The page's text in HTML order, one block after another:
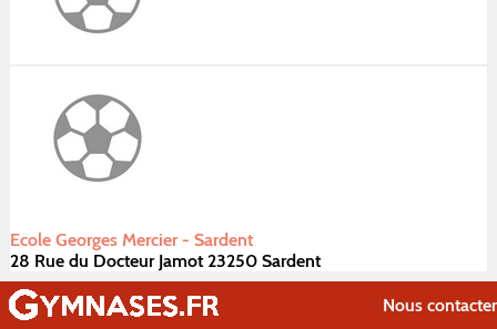
Ecole Georges Mercier - Sardent
28 Rue du Docteur Jamot 23250 Sardent
Nous contacter